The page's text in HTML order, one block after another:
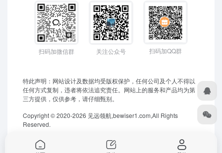
扫码加微信群 关注公众号 扫码加QQ群
特此声明：网站设计及数据均受版权保护，任何公司及个人不得以
任何方式复制，违者将依法追究责任。网站上的服务和产品均为第
三方提供，仅供参考，请仔细甄别。
Copyright © 2020-2026 见远领航,bewiser1.com,All Rights
Reserved.